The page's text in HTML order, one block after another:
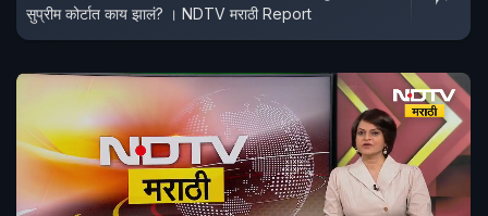
सुप्रीम कोर्टात काय झालं? । NDTV मराठी Report